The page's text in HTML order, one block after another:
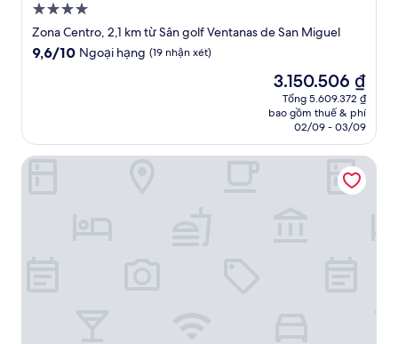
Nơi
lưu
trú
Zona Centro, 2,1 km từ Sân golf Ventanas de San Miguel
9.6
nhận
xét)
9,6/10 Ngoại hạng (19 nhận xét)
Giá
hiện
tại
3.150.506 ₫
3.150.506 ₫
Tổng 5.609.372 ₫
bao gồm thuế & phí
02/09 - 03/09
Casa Fiori Hotel SPA San Miguel de Allende